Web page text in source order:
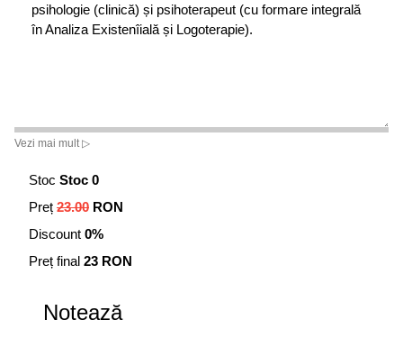
psihologie (clinică) și psihoterapeut (cu formare integrală
în Analiza Existenîială și Logoterapie).
Vezi mai mult ▷
Stoc Stoc 0
Preț 23.00 RON
Discount 0%
Preț final 23 RON
Notează